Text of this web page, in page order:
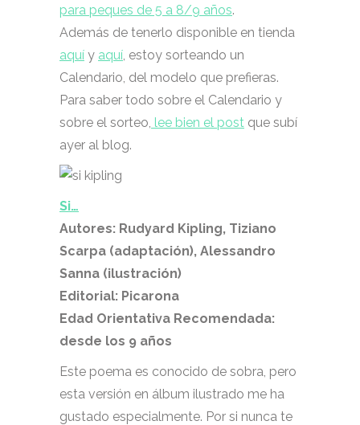
para peques de 5 a 8/9 años.
Además de tenerlo disponible en tienda
aquí y aquí, estoy sorteando un
Calendario, del modelo que prefieras.
Para saber todo sobre el Calendario y
sobre el sorteo, lee bien el post que subí
ayer al blog.
Si…
Autores: Rudyard Kipling, Tiziano
Scarpa (adaptación), Alessandro
Sanna (ilustración)
Editorial: Picarona
Edad Orientativa Recomendada:
desde los 9 años
Este poema es conocido de sobra, pero
esta versión en álbum ilustrado me ha
gustado especialmente. Por si nunca te